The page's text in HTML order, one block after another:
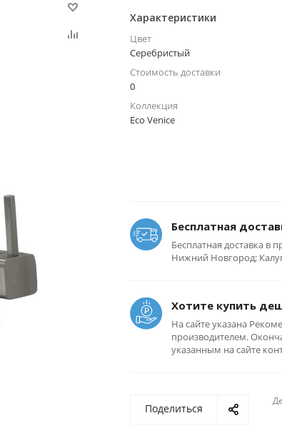
Характеристики
Цвет
Серебристый
Стоимость доставки
0
Коллекция
Eco Venice
Бесплатная
Бесплатная доставка в
Нижний Новгород;
Хотите купить
На сайте указана
производителем.
указанным на сайте
Поделиться